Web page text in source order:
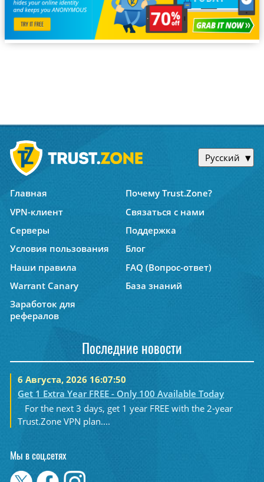
Русский
Главная
Почему Trust.Zone?
VPN-клиент
Связаться с нами
Серверы
Поддержка
Условия пользования
Блог
Наши правила
FAQ (Вопрос-ответ)
Warrant Canary
База знаний
Заработок для
рефералов
Последние новости
6 Августа, 2026 16:07:50
Get 1 Extra Year FREE - Only 100 Available Today
For the next 3 days, get 1 year FREE with the 2-year
Trust.Zone VPN plan....
Мы в соц.сетях